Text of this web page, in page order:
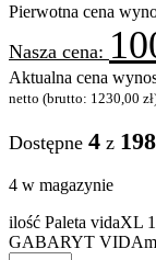
Pierwotna cena
Aktualna cena
netto (brutto: 1230,00 zł
Dostępne 4 z 198
4 w magazynie
ilość Paleta vidaXL
GABARYT